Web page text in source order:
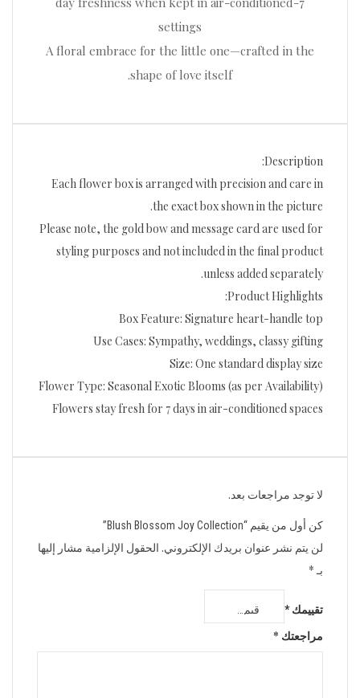
settings
A floral embrace for the little one—crafted in the
shape of love itself.
Description:
Each flower box is arranged with precision and care in
the exact box shown in the picture.
Please note, the gold bow and message card are used for
styling purposes and not included in the final product
unless added separately.
Product Highlights:
Box Feature: Signature heart-handle top
Use Cases: Sympathy, weddings, classy gifting
Size: One standard display size
Flower Type: Seasonal Exotic Blooms (as per Availability)
Flowers stay fresh for 7 days in air-conditioned spaces
لا توجد مراجعات بعد.
كن أول من يقيم “Blush Blossom Joy Collection”
لن يتم نشر عنوان بريدك الإلكتروني. الحقول الإلزامية مشار إليها
بـ*
تقييمك*
مراجعتك *